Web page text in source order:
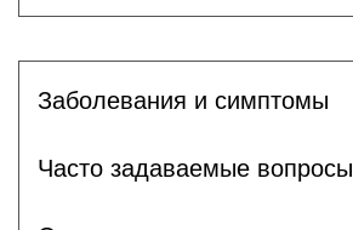
Заболевания и симптомы
Часто задаваемые вопросы